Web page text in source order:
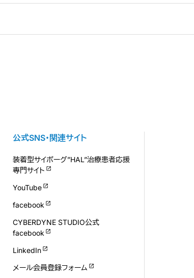
公式SNS・関連サイト
装着型サイボーグ”HAL”治療患者応援
専門サイト
YouTube
facebook
CYBERDYNE STUDIO公式
facebook
LinkedIn
メール会員登録フォーム